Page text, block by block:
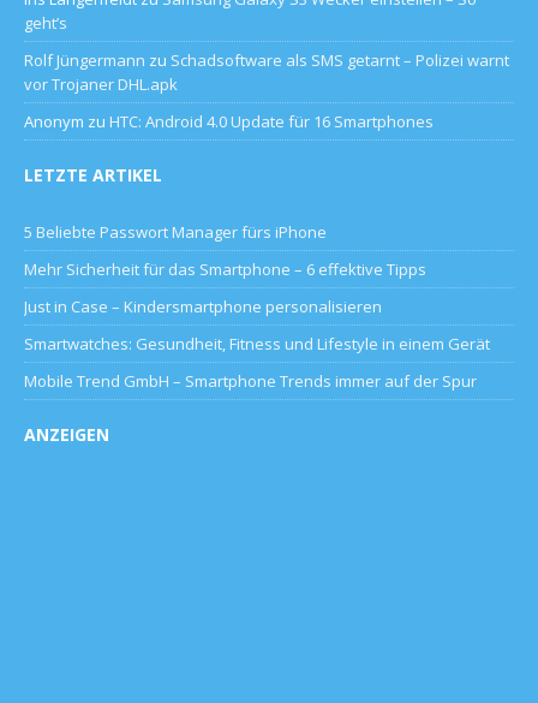
geht’s
Rolf Jüngermann zu Schadsoftware als SMS getarnt – Polizei warnt
vor Trojaner DHL.apk
Anonym zu HTC: Android 4.0 Update für 16 Smartphones
LETZTE ARTIKEL
5 Beliebte Passwort Manager fürs iPhone
Mehr Sicherheit für das Smartphone – 6 effektive Tipps
Just in Case – Kindersmartphone personalisieren
Smartwatches: Gesundheit, Fitness und Lifestyle in einem Gerät
Mobile Trend GmbH – Smartphone Trends immer auf der Spur
ANZEIGEN